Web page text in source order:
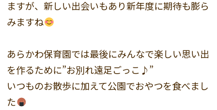
ますが、新しい出会いもあり新年度に期待も膨ら
みますね
あらかわ保育園では最後にみんなで楽しい思い出
を作るために”お別れ遠足ごっこ♪”
いつものお散歩に加えて公園でおやつを食べまし
た